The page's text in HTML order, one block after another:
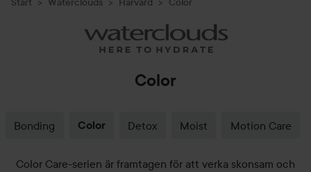
Color
Bonding Color Detox Moist Motion Care
Color Care-serien är framtagen för att verka skonsam och